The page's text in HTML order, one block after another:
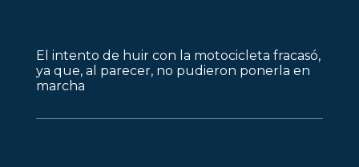
El intento de huir con la motocicleta fracasó,
ya que, al parecer, no pudieron ponerla en
marcha